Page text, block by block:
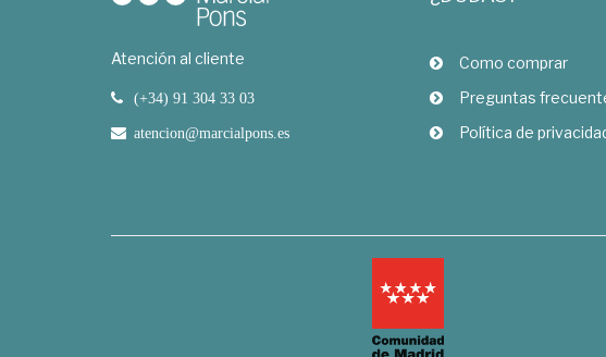
Atención al cliente
(+34) 91 304 33 03
atencion@marcialpons.es
Como comprar
Preguntas
Política de